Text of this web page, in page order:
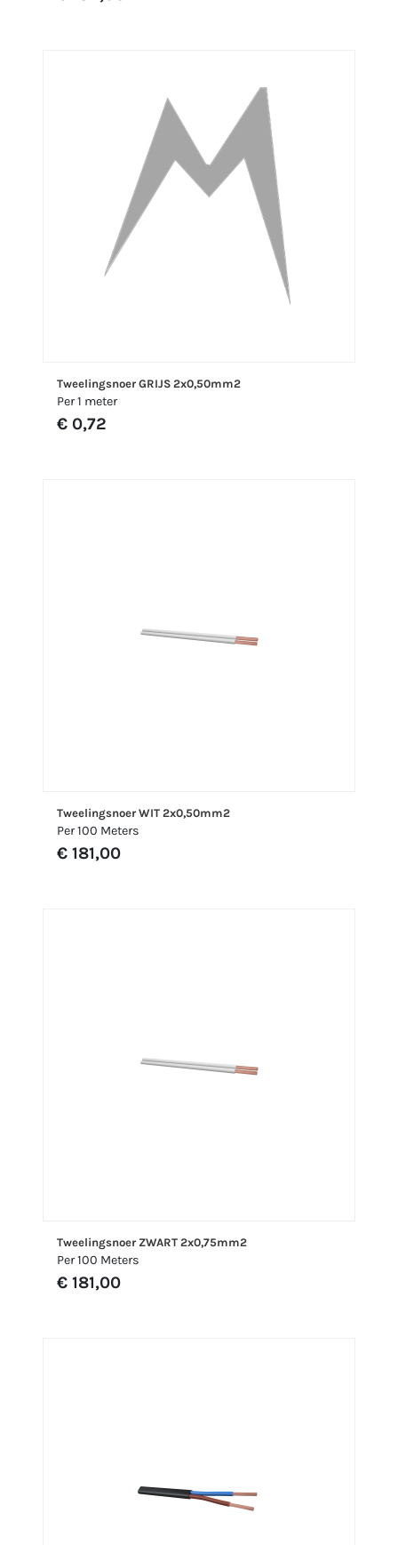
Tweelingsnoer GRIJS 2x0,50mm2
Per 1 meter
€ 0,72
Tweelingsnoer WIT 2x0,50mm2
Per 100 Meters
€ 181,00
Tweelingsnoer ZWART 2x0,75mm2
Per 100 Meters
€ 181,00